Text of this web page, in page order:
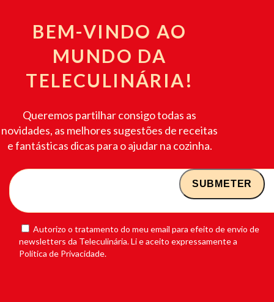
BEM-VINDO AO
MUNDO DA
TELECULINÁRIA!
Queremos partilhar consigo todas as
novidades, as melhores sugestões de receitas
e fantásticas dicas para o ajudar na cozinha.
Autorizo o tratamento do meu email para efeito de envio de
newsletters da Teleculinária. Li e aceito expressamente a
Política de Privacidade.